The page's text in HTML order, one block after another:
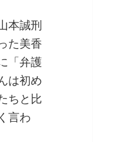
本誠刑
た美香
「弁護
は初め
ちと比
言わ